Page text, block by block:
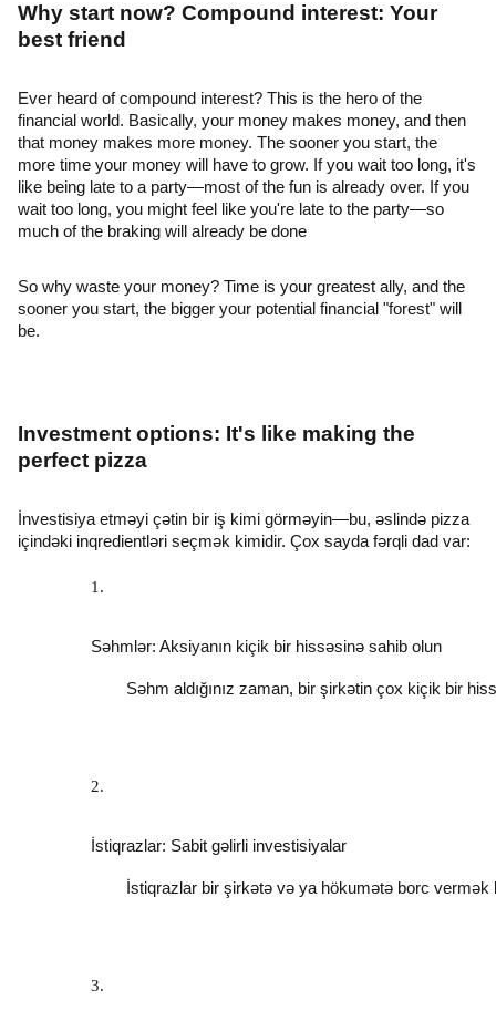
Why start now? Compound interest: Your
best friend
Ever heard of compound interest? This is the hero of the
financial world. Basically, your money makes money, and then
that money makes more money. The sooner you start, the
more time your money will have to grow. If you wait too long, it's
like being late to a party—most of the fun is already over. If you
wait too long, you might feel like you're late to the party—so
much of the braking will already be done
So why waste your money? Time is your greatest ally, and the
sooner you start, the bigger your potential financial "forest" will
be.
Investment options: It's like making the
perfect pizza
İnvestisiya etməyi çətin bir iş kimi görməyin—bu, əslində pizza
içindəki inqredientləri seçmək kimidir. Çox sayda fərqli dad var:
Səhmlər: Aksiyanın kiçik bir hissəsinə sahib olun
Səhm aldığınız zaman, bir şirkətin çox kiçik bir
İstiqrazlar: Sabit gəlirli investisiyalar
İstiqrazlar bir şirkətə və ya hökumətə borc